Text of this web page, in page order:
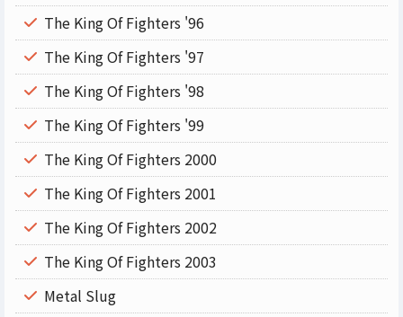
The King Of Fighters '96
The King Of Fighters '97
The King Of Fighters '98
The King Of Fighters '99
The King Of Fighters 2000
The King Of Fighters 2001
The King Of Fighters 2002
The King Of Fighters 2003
Metal Slug